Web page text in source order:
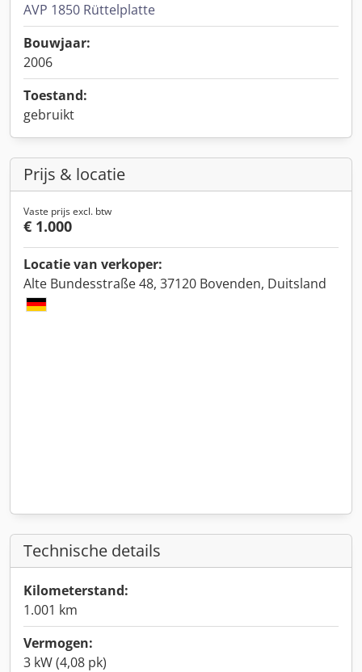
AVP 1850 Rüttelplatte
Bouwjaar:
2006
Toestand:
gebruikt
Prijs & locatie
Vaste prijs excl. btw
€ 1.000
Locatie van verkoper:
Alte Bundesstraße 48, 37120 Bovenden, Duitsland
Technische details
Kilometerstand:
1.001 km
Vermogen:
3 kW (4,08 pk)